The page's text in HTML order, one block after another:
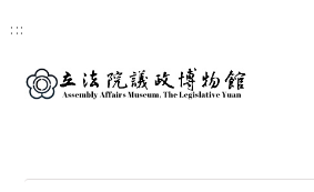
跳到主要內容區塊
:::